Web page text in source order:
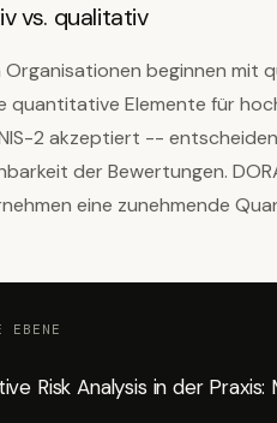
vs. qualitativ
Organisationen beginnen mit
quantitative Elemente für
2 akzeptiert --
der Bewertungen.
eine zunehmende
EBENE
Risk Analysis in der